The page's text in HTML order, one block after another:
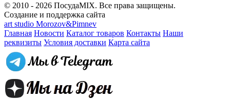
© 2010 - 2026 ПосудаMIX. Все права защищены.
Создание и поддержка сайта
art studio Morozov&Pimnev
Главная Новости Каталог товаров Контакты Наши
реквизиты Условия доставки Карта сайта